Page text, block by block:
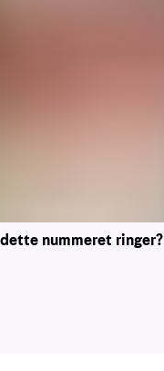
nummeret ringer?